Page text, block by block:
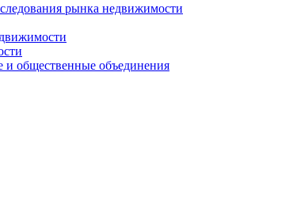
рынка недвижимости
и общественные объединения